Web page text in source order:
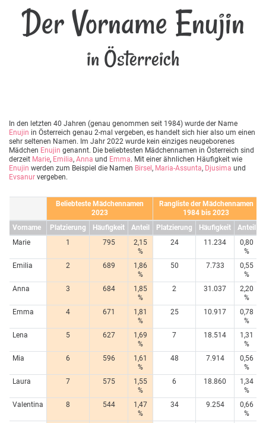
Der Vorname Enujin
in Österreich
In den letzten 40 Jahren (genau genommen seit 1984) wurde der Name
Enujin in Österreich genau 2-mal vergeben, es handelt sich hier also um einen
sehr seltenen Namen. Im Jahr 2022 wurde kein einziges neugeborenes
Mädchen Enujin genannt. Die beliebtesten Mädchennamen in Österreich sind
derzeit Marie, Emilia, Anna und Emma. Mit einer ähnlichen Häufigkeit wie
Enujin werden zum Beispiel die Namen Birsel , Maria-Assunta, Djusima und
Evsanur vergeben.
Beliebteste Mädchennamen
2023
Rangliste der Mädchennamen
1984 bis 2023
Vorname
Platzierung Häufigkeit Anteil Platzierung Häufigkeit
Anteil
Marie
1 795
2,15
%
24 11.234
0,80
%
Emilia
2 689
1,86
%
50 7.733
0,55
%
Anna
3 684
1,85
%
2 31.037
2,20
%
Emma
4 671
1,81
%
25 10.917
0,78
%
Lena
5 627
1,69
%
7 18.514
1,31
%
Mia
6 596
1,61
%
48 7.914
0,56
%
Laura
7 575
1,55
%
6 18.860
1,34
%
Valentina
8 544
1,47
%
34 9.254
0,66
%